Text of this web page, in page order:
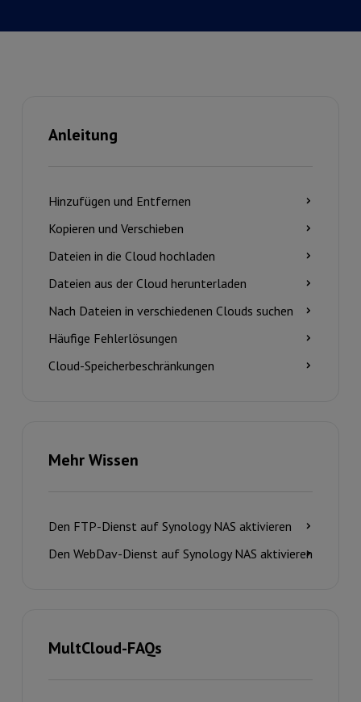
Anleitung
Hinzufügen und Entfernen
Kopieren und Verschieben
Dateien in die Cloud hochladen
Dateien aus der Cloud herunterladen
Nach Dateien in verschiedenen Clouds suchen
Häufige Fehlerlösungen
Cloud-Speicherbeschränkungen
Mehr Wissen
Den FTP-Dienst auf Synology NAS aktivieren
Den WebDav-Dienst auf Synology NAS aktivieren
MultCloud-FAQs